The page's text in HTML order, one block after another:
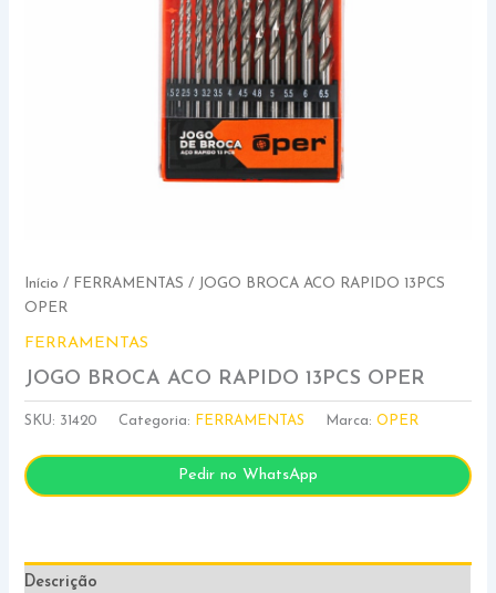
Início / FERRAMENTAS / JOGO BROCA ACO RAPIDO 13PCS
OPER
FERRAMENTAS
JOGO BROCA ACO RAPIDO 13PCS OPER
SKU: 31420 Categoria: FERRAMENTAS Marca:OPER
Pedir no WhatsApp
Descrição